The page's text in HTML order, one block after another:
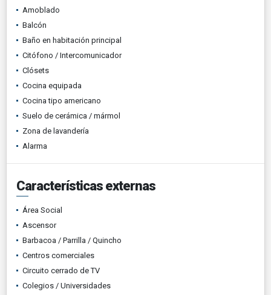
Amoblado
Balcón
Baño en habitación principal
Citófono / Intercomunicador
Clósets
Cocina equipada
Cocina tipo americano
Suelo de cerámica / mármol
Zona de lavandería
Alarma
Características externas
Área Social
Ascensor
Barbacoa / Parrilla / Quincho
Centros comerciales
Circuito cerrado de TV
Colegios / Universidades